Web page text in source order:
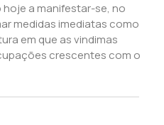
a manifestar-se, no
medidas imediatas como
em que as vindimas
crescentes com o